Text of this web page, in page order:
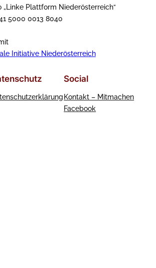
„Linke Plattform Niederösterreich“
5000 0013 8040
Initiative Niederösterreich
Social
Kontakt – Mitmachen
Facebook